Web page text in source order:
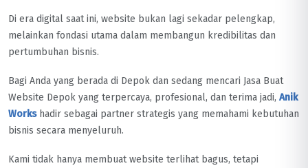
Di era digital saat ini, website bukan lagi sekadar pelengkap,
melainkan fondasi utama dalam membangun kredibilitas dan
pertumbuhan bisnis.
Bagi Anda yang berada di Depok dan sedang mencari Jasa Buat
Website Depok yang terpercaya, profesional, dan terima jadi, Anik
Workshadir sebagai partner strategis yang memahami kebutuhan
bisnis secara menyeluruh.
Kami tidak hanya membuat website terlihat bagus, tetapi